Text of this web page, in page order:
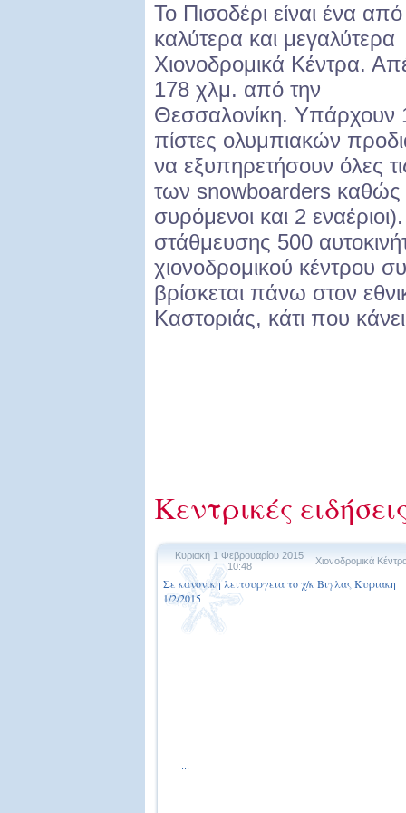
Το Πισοδέρι είναι ένα
καλύτερα και μεγαλύτερα
Χιονοδρομικά Κέντρα.
178 χλμ. από την
Θεσσαλονίκη. Υπάρχουν
πίστες ολυμπιακών
να εξυπηρετήσουν όλες
των snowboarders καθώς
συρόμενοι και 2
στάθμευσης 500
χιονοδρομικού κέντρου
βρίσκεται πάνω στον
Καστοριάς, κάτι που
Κεντρικές
Κυριακή 1 Φεβρουαρίου 2015
10:48
Χιονοδρομικά
Σε κανονικη λειτουργεια το χ/κ Βιγλας Κυριακη
1/2/2015